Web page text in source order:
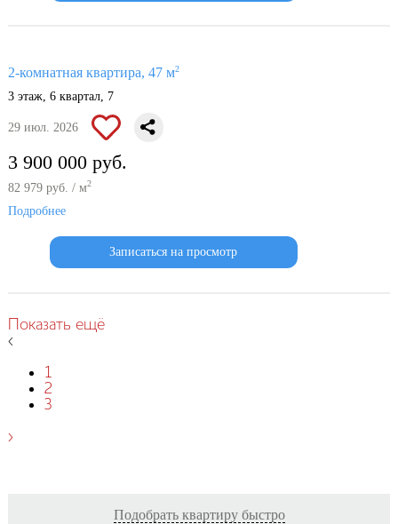
2-комнатная квартира, 47 м2
3 этаж, 6 квартал, 7
29 июл. 2026
3 900 000 руб.
82 979 руб. / м2
Подробнее
Записаться на просмотр
Показать ещё
‹
1
2
3
›
Подобрать квартиру быстро